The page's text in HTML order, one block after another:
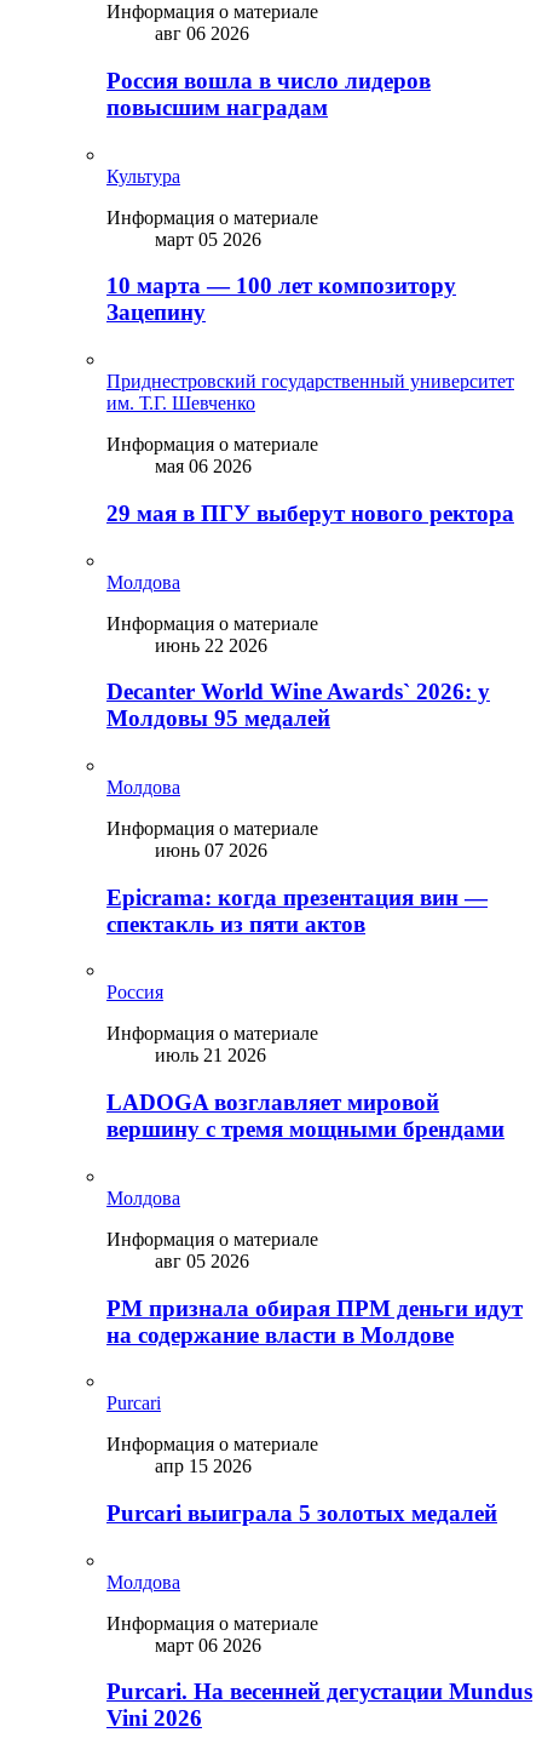
Информация о материале
авг 06 2026
Россия вошла в число лидеров
повысшим наградам
Культура
Информация о материале
март 05 2026
10 марта — 100 лет композитору
Зацепину
Приднестровский государственный университет
им. Т.Г. Шевченко
Информация о материале
мая 06 2026
29 мая в ПГУ выберут нового ректора
Молдова
Информация о материале
июнь 22 2026
Decanter World Wine Awards` 2026: у
Молдовы 95 медалей
Молдова
Информация о материале
июнь 07 2026
Epicrama: когда презентация вин —
спектакль из пяти актов
Россия
Информация о материале
июль 21 2026
LADOGA возглавляет мировой
вершину с тремя мощными брендами
Молдова
Информация о материале
авг 05 2026
PM признала обирая ПРМ деньги идут
на содержание власти в Молдове
Purcari
Информация о материале
апр 15 2026
Purcari выиграла 5 золотых медалей
Молдова
Информация о материале
март 06 2026
Purcari. На весенней дегустации Mundus
Vini 2026